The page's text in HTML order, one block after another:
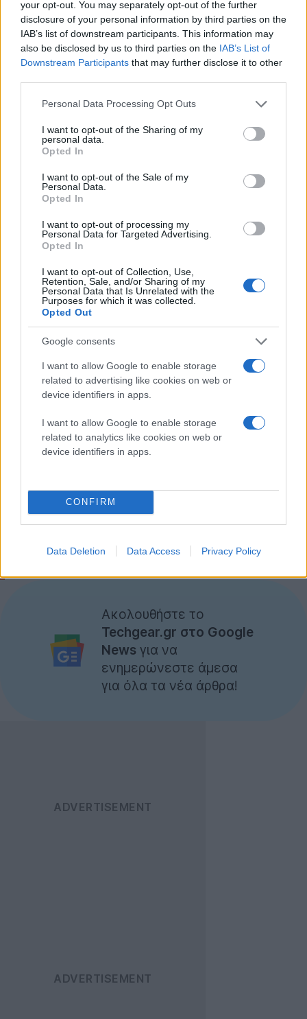
your opt-out. You may separately opt-out of the further
disclosure of your personal information by third parties on the
IAB’s list of downstream participants. This information may
also be disclosed by us to third parties on the IAB’s List of
Downstream Participants that may further disclose it to other
Please note that this website/app uses one or more Google
not limited to your visit or usage behaviour. You may click to
grant or deny consent to Google and its third-party tags to
use your data for below specified purposes in below Google
consent section.
Personal Data Processing Opt Outs
I want to opt-out of the Sharing of my
personal data.
Opted In
I want to opt-out of the Sale of my
Personal Data.
Opted In
I want to opt-out of processing my
Personal Data for Targeted Advertising.
Opted In
I want to opt-out of Collection, Use,
Retention, Sale, and/or Sharing of my
Personal Data that Is Unrelated with the
Purposes for which it was collected.
Opted Out
Google consents
I want to allow Google to enable storage
related to advertising like cookies on web or
device identifiers in apps.
I want to allow Google to enable storage
related to analytics like cookies on web or
device identifiers in apps.
CONFIRM
Data Deletion Data Access Privacy Policy
ζωντανή και συνεχώς εξελισσόμενη εμπειρία
gameplay με την προσθήκη νέων κλάσεων, νέων
ιστοριών, νέων αποστολών και νέων αντικειμένων
στα μελλοντικά updates.
Φυσικά, δεν θα μπορούσαν να λείπουν τα social
σχηματισμό ομάδων πριν την έναρξη των αποστολών
μέσα από το Westmarch, τον κεντρικό κόμβο του
θα προσφέρονται "δυναμικά events" σε ειδικές ζώνες
όπου θα έχει πρόσβαση ο καθένας, όπως και
αποστολές σε ειδικά διαμορφωμένα dungeons. Δεν θα
λείψουν, επίσης, ανεξερεύνητες περιοχές του
προηγούμενα Diablo.
Σε ό,τι αφορά το gameplay, η Blizzard αναφέρει ότι
έχει καταφέρει να το προσαρμόσει στις οθόνες αφής
και οι gamers θα βιώσουν μια απόλυτα φυσική
εμπειρία με εύκολο χειρισμό.
Ποιος ξέρει, ίσως μέσα στις επόμενες ημέρες να γίνει
κυκλοφορίας.
New Diablo Immortal trailer from ChinaJoy
The game is now available for pre-
registration in China. Planned for release on
pic.twitter.com/VOH1qHQDwM
Ακολουθήστε το
Techgear.gr στο Google
News για να
ενημερώνεστε άμεσα
για όλα τα νέα άρθρα!